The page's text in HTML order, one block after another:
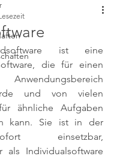
ist eine
die für einen
und von vielen
ähnliche Aufgaben
kann. Sie ist in der
einsetzbar,
als Individualsoftware